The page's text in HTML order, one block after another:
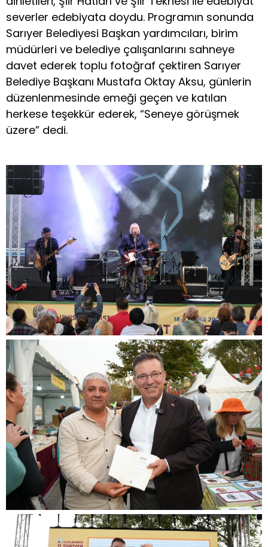
severler edebiyata doydu. Programın sonunda
Sarıyer Belediyesi Başkan yardımcıları, birim
müdürleri ve belediye çalışanlarını sahneye
davet ederek toplu fotoğraf çektiren Sarıyer
Belediye Başkanı Mustafa Oktay Aksu, günlerin
düzenlenmesinde emeği geçen ve katılan
herkese teşekkür ederek, “Seneye görüşmek
üzere” dedi.